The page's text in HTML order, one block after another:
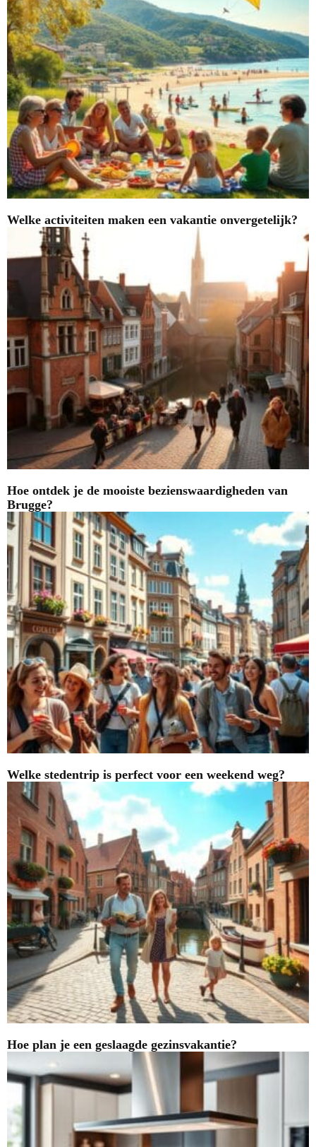
Welke activiteiten maken een vakantie onvergetelijk?
Hoe ontdek je de mooiste bezienswaardigheden van
Brugge?
Welke stedentrip is perfect voor een weekend weg?
Hoe plan je een geslaagde gezinsvakantie?